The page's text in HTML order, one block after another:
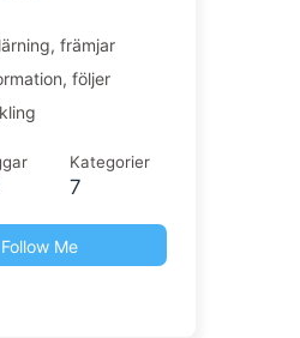
främjar
följer
Kategorier
7
Follow Me